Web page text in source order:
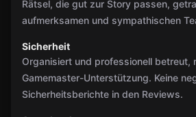
Rätsel, die gut zur Story passen,
aufmerksamen und sympathischen
Sicherheit
Organisiert und professionell betreut,
Gamemaster-Unterstützung. Keine
Sicherheitsberichte in den Reviews.